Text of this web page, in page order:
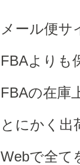
メール便サ
FBAよりも
FBAの在庫
とにかく出
Webで全て